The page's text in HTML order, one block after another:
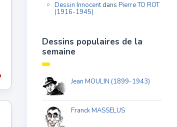
Dessin Innocentdans Pierre TO ROT
(1916-1945)
Dessins populaires de la
semaine
Jean MOULIN (1899-1943)
Franck MASSELUS